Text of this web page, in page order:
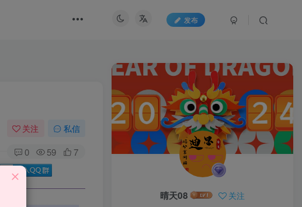
发布
关注 私信
0 59 7
晴天08 关注